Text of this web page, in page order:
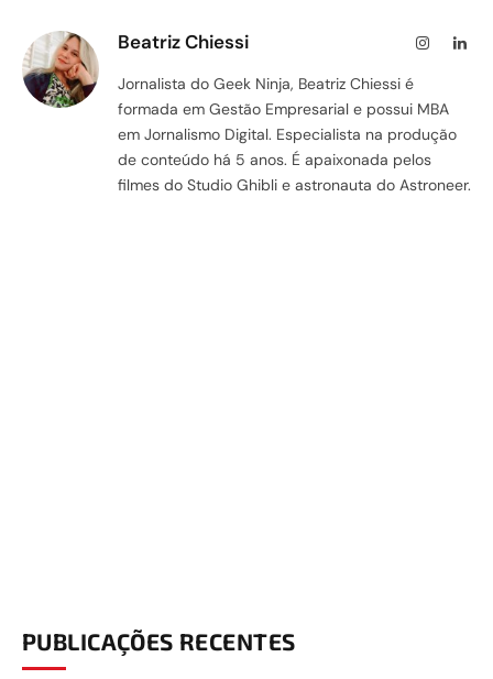
Beatriz Chiessi Instagram
Jornalista do Geek Ninja, Beatriz Chiessi é
formada em Gestão Empresarial e possui MBA
em Jornalismo Digital. Especialista na produção
de conteúdo há 5 anos. É apaixonada pelos
filmes do Studio Ghibli e astronauta do Astroneer.
PUBLICAÇÕES RECENTES